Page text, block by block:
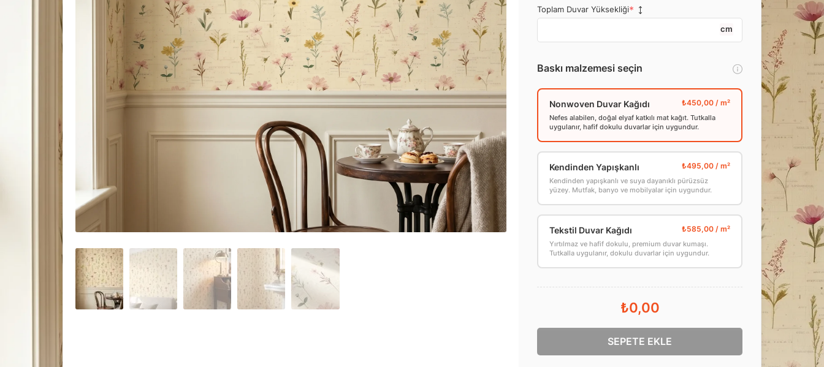
Toplam Duvar Yüksekliği
cm
Baskı malzemesi seçin
Nonwoven Duvar Kağıdı
Nefes alabilen, doğal elyaf katkılı mat kağıt. Tutkalla
uygulanır, hafif dokulu duvarlar için uygundur.
Kendinden Yapışkanlı
Kendinden yapışkanlı ve suya dayanıklı pürüzsüz
yüzey. Mutfak, banyo ve mobilyalar için uygundur.
Tekstil Duvar Kağıdı
Yırtılmaz ve hafif dokulu, premium duvar kumaşı.
Tutkalla uygulanır, dokulu duvarlar için uygundur.
₺0,00
SEPETE EKLE